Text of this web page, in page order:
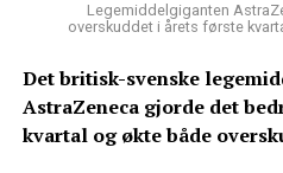
Legemiddelgiganten
overskuddet i årets første
Det britisk-svenske
AstraZeneca gjorde det
kvartal og økte både